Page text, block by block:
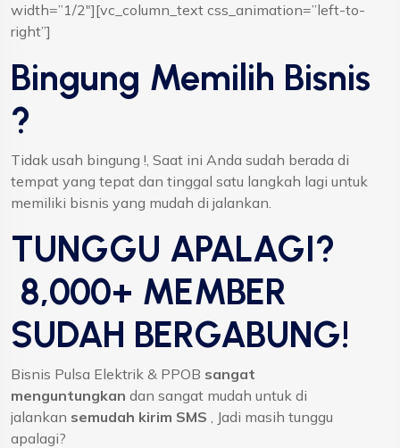
width=”1/2″][vc_column_text css_animation=”left-to-
right”]
Bingung Memilih Bisnis
?
Tidak usah bingung !, Saat ini Anda sudah berada di
tempat yang tepat dan tinggal satu langkah lagi untuk
memiliki bisnis yang mudah di jalankan.
TUNGGU APALAGI?
8,000+ MEMBER
SUDAH BERGABUNG!
Bisnis Pulsa Elektrik & PPOB sangat
menguntungkan dan sangat mudah untuk di
jalankan semudah kirim SMS , Jadi masih tunggu
apalagi?